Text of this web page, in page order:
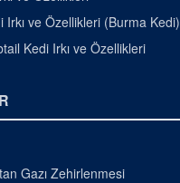
Irkı ve Özellikleri (Burma Kedi)
Kedi Irkı ve Özellikleri
Gazı Zehirlenmesi